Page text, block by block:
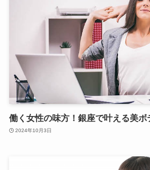
働く女性の味方！銀座で叶える美ボ
2024年10月3日